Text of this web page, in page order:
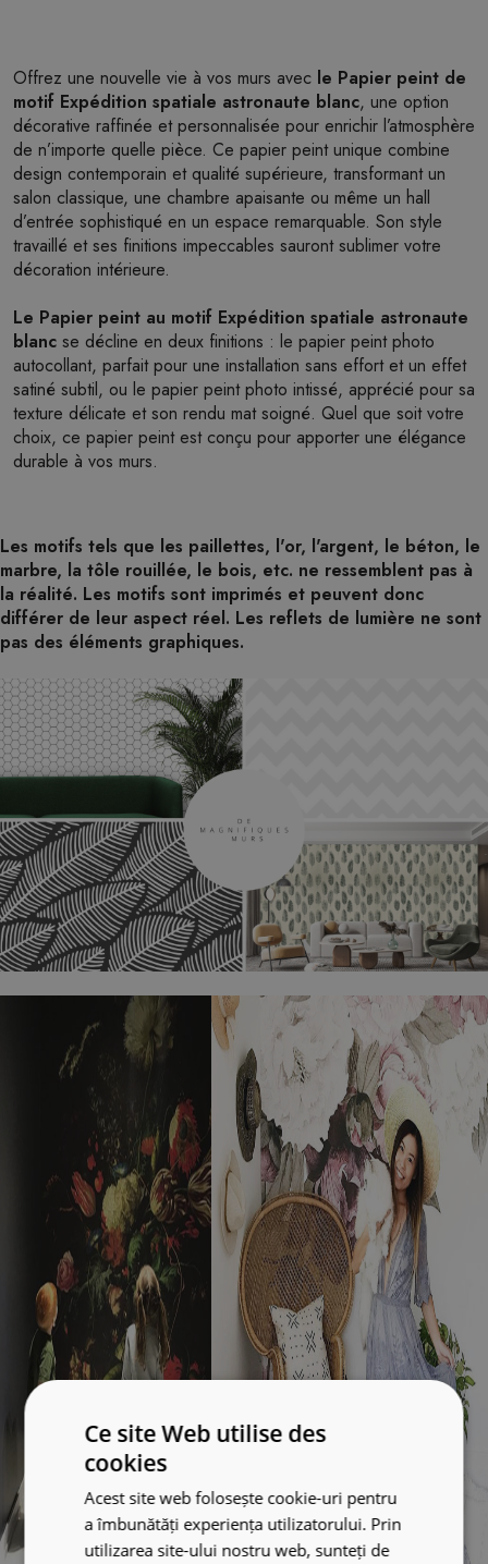
Offrez une nouvelle vie à vos murs avec le Papier peint de
motif Expédition spatiale astronaute blanc, une option
décorative raffinée et personnalisée pour enrichir l’atmosphère
de n’importe quelle pièce. Ce papier peint unique combine
design contemporain et qualité supérieure, transformant un
salon classique, une chambre apaisante ou même un hall
d’entrée sophistiqué en un espace remarquable. Son style
travaillé et ses finitions impeccables sauront sublimer votre
décoration intérieure.
Le Papier peint au motif Expédition spatiale astronaute
blanc se décline en deux finitions : le papier peint photo
autocollant, parfait pour une installation sans effort et un effet
satiné subtil, ou le papier peint photo intissé, apprécié pour sa
texture délicate et son rendu mat soigné. Quel que soit votre
choix, ce papier peint est conçu pour apporter une élégance
durable à vos murs.
Les motifs tels que les paillettes, l'or, l'argent, le béton, le
marbre, la tôle rouillée, le bois, etc. ne ressemblent pas à
la réalité. Les motifs sont imprimés et peuvent donc
différer de leur aspect réel. Les reflets de lumière ne sont
pas des éléments graphiques.
Ce site Web utilise des
cookies
Acest site web folosește cookie-uri pentru
a îmbunătăți experiența utilizatorului. Prin
utilizarea site-ului nostru web, sunteți de